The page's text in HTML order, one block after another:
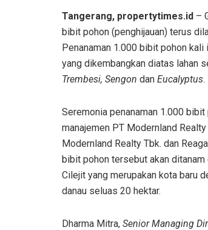
Tangerang, propertytimes.id –
bibit pohon (penghijauan) terus
Penanaman 1.000 bibit pohon
yang dikembangkan diatas lahan
Trembesi, Sengon dan Eucalyptus.
Seremonia penanaman 1.000
manajemen PT Modernland
Modernland Realty Tbk. dan
bibit pohon tersebut akan
Cilejit yang merupakan kota baru
danau seluas 20 hektar.
Dharma Mitra, Senior Managing